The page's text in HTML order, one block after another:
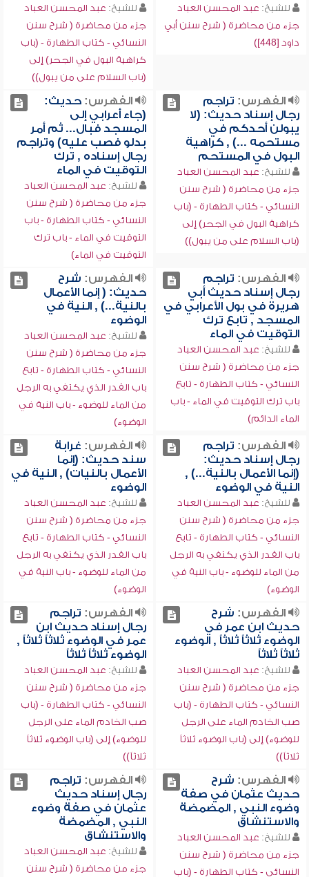
للشيخ: عبد المحسن العباد
جزء من محاضرة ( شرح سنن أبي
داود [448])
للشيخ: عبد المحسن العباد
جزء من محاضرة ( شرح سنن
النسائي - كتاب الطهارة - (باب
كراهية البول في الجحر) إلى
(باب السلام على من يبول))
الفهرس: تراجم
رجال إسناد حديث: (لا
يبولن أحدكم في
مستحمه ...) , كراهية
البول في المستحم
للشيخ: عبد المحسن العباد
جزء من محاضرة ( شرح سنن
النسائي - كتاب الطهارة - (باب
كراهية البول في الجحر) إلى
(باب السلام على من يبول))
الفهرس:حديث:
(جاء أعرابي إلى
المسجد فبال... ثم أمر
بدلو فصب عليه) وتراجم
رجال إسناده , ترك
التوقيت في الماء
للشيخ: عبد المحسن العباد
جزء من محاضرة ( شرح سنن
النسائي - كتاب الطهارة - باب
التوقيت في الماء - باب ترك
التوقيت في الماء)
الفهرس: تراجم
رجال إسناد حديث أبي
هريرة في بول الأعرابي في
المسجد , تابع ترك
التوقيت في الماء
للشيخ: عبد المحسن العباد
جزء من محاضرة ( شرح سنن
النسائي - كتاب الطهارة - تابع
باب ترك التوقيت في الماء - باب
الماء الدائم)
الفهرس: شرح
حديث: ( إنما الأعمال
بالنية...) , النية في
الوضوء
للشيخ: عبد المحسن العباد
جزء من محاضرة ( شرح سنن
النسائي - كتاب الطهارة - تابع
باب القدر الذي يكتفي به الرجل
من الماء للوضوء - باب النية في
الوضوء)
الفهرس: تراجم
رجال إسناد حديث:
(إنما الأعمال بالنية...) ,
النية في الوضوء
للشيخ: عبد المحسن العباد
جزء من محاضرة ( شرح سنن
النسائي - كتاب الطهارة - تابع
باب القدر الذي يكتفي به الرجل
من الماء للوضوء - باب النية في
الوضوء)
الفهرس: غرابة
سند حديث: (إنما
الأعمال بالنيات) , النية في
الوضوء
للشيخ: عبد المحسن العباد
جزء من محاضرة ( شرح سنن
النسائي - كتاب الطهارة - تابع
باب القدر الذي يكتفي به الرجل
من الماء للوضوء - باب النية في
الوضوء)
الفهرس: شرح
حديث ابن عمر في
الوضوء ثلاثاً ثلاثاً , الوضوء
ثلاثاً ثلاثاً
للشيخ: عبد المحسن العباد
جزء من محاضرة ( شرح سنن
النسائي - كتاب الطهارة - (باب
صب الخادم الماء على الرجل
للوضوء) إلى (باب الوضوء ثلاثاً
ثلاثاً))
الفهرس: تراجم
رجال إسناد حديث ابن
عمر في الوضوء ثلاثاً ثلاثاً ,
الوضوء ثلاثاً ثلاثاً
للشيخ: عبد المحسن العباد
جزء من محاضرة ( شرح سنن
النسائي - كتاب الطهارة - (باب
صب الخادم الماء على الرجل
للوضوء) إلى (باب الوضوء ثلاثاً
ثلاثاً))
الفهرس: شرح
حديث عثمان في صفة
وضوء النبي , المضمضة
والاستنشاق
للشيخ: عبد المحسن العباد
جزء من محاضرة ( شرح سنن
النسائي - كتاب الطهارة - (باب
الفهرس: تراجم
رجال إسناد حديث
عثمان في صفة وضوء
النبي , المضمضة
والاستنشاق
للشيخ: عبد المحسن العباد
جزء من محاضرة ( شرح سنن